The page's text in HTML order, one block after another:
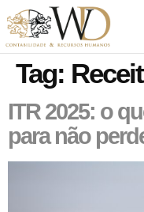
Tag:
ITR 2025: o
para não